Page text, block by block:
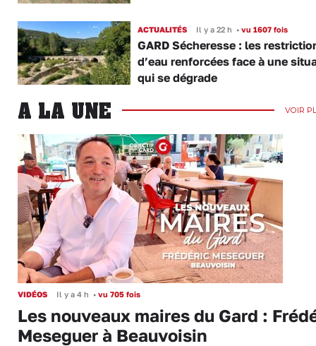
ACTUALITÉS Il y a 22 h •vu 1607 fois
GARD Sécheresse : les
d’eau renforcées face à une
qui se dégrade
A LA UNE VOIR
VIDÉOS Il y a 4 h • vu 705 fois
Les nouveaux maires du Gard :
Meseguer à Beauvoisin